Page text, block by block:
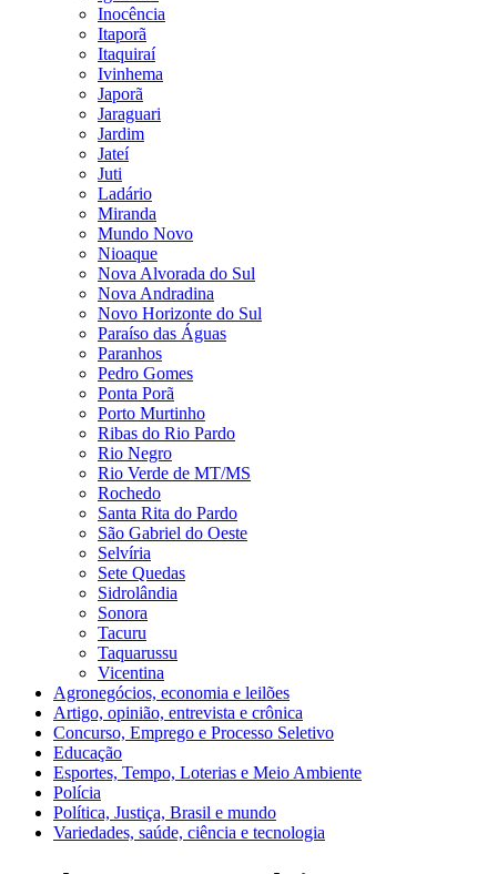
Inocência
Itaporã
Itaquiraí
Ivinhema
Japorã
Jaraguari
Jardim
Jateí
Juti
Ladário
Miranda
Mundo Novo
Nioaque
Nova Alvorada do Sul
Nova Andradina
Novo Horizonte do Sul
Paraíso das Águas
Paranhos
Pedro Gomes
Ponta Porã
Porto Murtinho
Ribas do Rio Pardo
Rio Negro
Rio Verde de MT/MS
Rochedo
Santa Rita do Pardo
São Gabriel do Oeste
Selvíria
Sete Quedas
Sidrolândia
Sonora
Tacuru
Taquarussu
Vicentina
Agronegócios, economia e leilões
Artigo, opinião, entrevista e crônica
Concurso, Emprego e Processo Seletivo
Educação
Esportes, Tempo, Loterias e Meio Ambiente
Polícia
Política, Justiça, Brasil e mundo
Variedades, saúde, ciência e tecnologia